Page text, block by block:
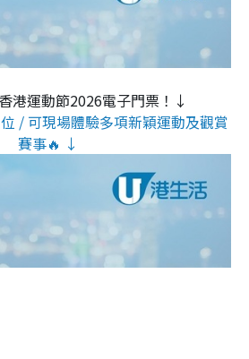
港運動節2026電子門票！↓
/ 可現場體驗多項新穎運動及觀賞
賽事🔥 ↓